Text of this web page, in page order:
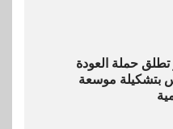
حملة العودة
بتشكيلة موسعة